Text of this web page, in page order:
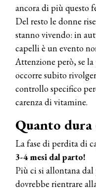
ancora di più questo
Del resto le donne
stanno vivendo: in
capelli è un evento
Attenzione però, se
occorre subito
controllo specifico
carenza di vitamine.
Quanto dura
La fase di perdita di
3-4 mesi dal parto!
Più ci si allontana
dovrebbe rientrare